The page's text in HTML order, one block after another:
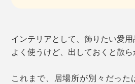
インテリアとして、飾りたい愛用
よく使うけど、出しておくと散ら
これまで、居場所が別々だった